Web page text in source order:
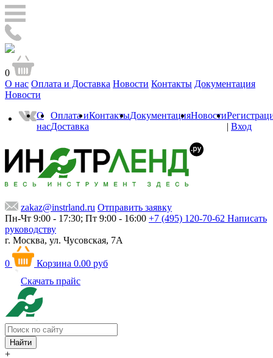
0
О нас Оплата и Доставка Новости Контакты Документация
Новости
О
нас
Оплата и
Доставка
КонтактыДокументацияНовости
| Вход
zakaz@instrland.ru Отправить заявку
Пн-Чт 9:00 - 17:30; Пт 9:00 - 16:00 +7 (495) 120-70-62 Написать
руководству
г. Москва, ул. Чусовская, 7А
0 Корзина 0.00 руб
Скачать прайс
+